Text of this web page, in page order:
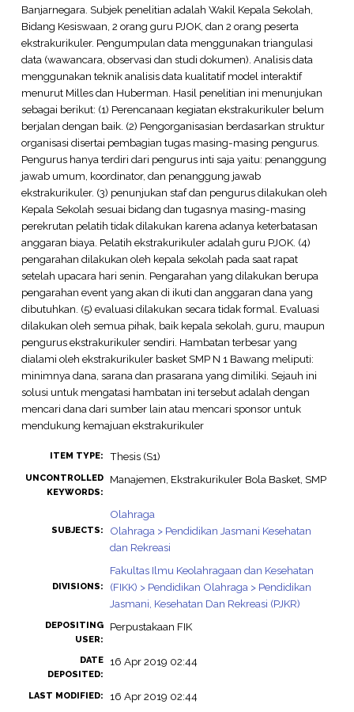
Banjarnegara. Subjek penelitian adalah Wakil Kepala Sekolah,
Bidang Kesiswaan, 2 orang guru PJOK, dan 2 orang peserta
ekstrakurikuler. Pengumpulan data menggunakan triangulasi
data (wawancara, observasi dan studi dokumen). Analisis data
menggunakan teknik analisis data kualitatif model interaktif
menurut Milles dan Huberman. Hasil penelitian ini menunjukan
sebagai berikut: (1) Perencanaan kegiatan ekstrakurikuler belum
berjalan dengan baik. (2) Pengorganisasian berdasarkan struktur
organisasi disertai pembagian tugas masing-masing pengurus.
Pengurus hanya terdiri dari pengurus inti saja yaitu: penanggung
jawab umum, koordinator, dan penanggung jawab
ekstrakurikuler. (3) penunjukan staf dan pengurus dilakukan oleh
Kepala Sekolah sesuai bidang dan tugasnya masing-masing
perekrutan pelatih tidak dilakukan karena adanya keterbatasan
anggaran biaya. Pelatih ekstrakurikuler adalah guru PJOK. (4)
pengarahan dilakukan oleh kepala sekolah pada saat rapat
setelah upacara hari senin. Pengarahan yang dilakukan berupa
pengarahan event yang akan di ikuti dan anggaran dana yang
dibutuhkan. (5) evaluasi dilakukan secara tidak formal. Evaluasi
dilakukan oleh semua pihak, baik kepala sekolah, guru, maupun
pengurus ekstrakurikuler sendiri. Hambatan terbesar yang
dialami oleh ekstrakurikuler basket SMP N 1 Bawang meliputi:
minimnya dana, sarana dan prasarana yang dimiliki. Sejauh ini
solusi untuk mengatasi hambatan ini tersebut adalah dengan
mencari dana dari sumber lain atau mencari sponsor untuk
mendukung kemajuan ekstrakurikuler
ITEM TYPE: Thesis (S1)
UNCONTROLLED
KEYWORDS:
Manajemen, Ekstrakurikuler Bola Basket, SMP
SUBJECTS:
Olahraga
Olahraga > Pendidikan Jasmani Kesehatan
dan Rekreasi
DIVISIONS:
Fakultas Ilmu Keolahragaan dan Kesehatan
(FIKK) > Pendidikan Olahraga > Pendidikan
Jasmani, Kesehatan Dan Rekreasi (PJKR)
DEPOSITING
USER:
Perpustakaan FIK
DATE
DEPOSITED:
16 Apr 2019 02:44
LAST MODIFIED: 16 Apr 2019 02:44